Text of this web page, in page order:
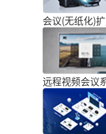
会议(无纸化)
远程视频会议